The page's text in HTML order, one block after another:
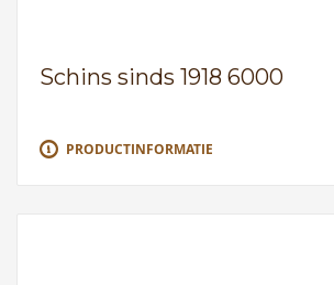
Schins sinds 1918 6000
PRODUCTINFORMATIE